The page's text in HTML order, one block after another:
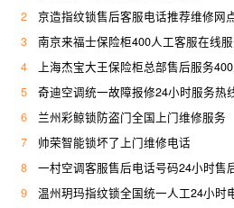
2
京造指纹锁售后客服电话推荐维修网
3
南京来福士保险柜400人工客服在线
4
上海杰宝大王保险柜总部售后服务400人
5
奇迪空调统一故障报修24小时服务热
6
兰州彩鲸锁防盗门全国上门维修服务
7
帅荣智能锁坏了上门维修电话
8
一村空调客服售后电话号码24小时售
9
温州玥玛指纹锁全国统一人工24小时